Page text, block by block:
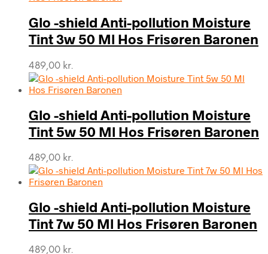
Glo -shield Anti-pollution Moisture
Tint 3w 50 Ml Hos Frisøren Baronen
489,00 kr.
Glo -shield Anti-pollution Moisture
Tint 5w 50 Ml Hos Frisøren Baronen
489,00 kr.
Glo -shield Anti-pollution Moisture
Tint 7w 50 Ml Hos Frisøren Baronen
489,00 kr.